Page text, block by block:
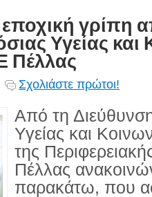
εποχική γρίπη
Υγείας και
Πέλλας
Σχολιάστε πρώτοι!
Από τη
Υγείας και
της
Πέλλας
παρακάτω, που